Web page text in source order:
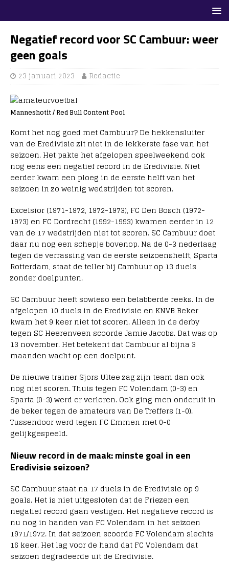
Negatief record voor SC Cambuur: weer
geen goals
23 januari 2023 Redactie
Manneshotit / Red Bull Content Pool
Komt het nog goed met Cambuur? De hekkensluiter
van de Eredivisie zit niet in de lekkerste fase van het
seizoen. Het pakte het afgelopen speelweekend ook
nog eens een negatief record in de Eredivisie. Niet
eerder kwam een ploeg in de eerste helft van het
seizoen in zo weinig wedstrijden tot scoren.
Excelsior (1971-1972, 1972-1973), FC Den Bosch (1972-
1973) en FC Dordrecht (1992-1993) kwamen eerder in 12
van de 17 wedstrijden niet tot scoren. SC Cambuur doet
daar nu nog een schepje bovenop. Na de 0-3 nederlaag
tegen de verrassing van de eerste seizoenshelft, Sparta
Rotterdam, staat de teller bij Cambuur op 13 duels
zonder doelpunten.
SC Cambuur heeft sowieso een belabberde reeks. In de
afgelopen 10 duels in de Eredivisie en KNVB Beker
kwam het 9 keer niet tot scoren. Alleen in de derby
tegen SC Heerenveen scoorde Jamie Jacobs. Dat was op
13 november. Het betekent dat Cambuur al bijna 3
maanden wacht op een doelpunt.
De nieuwe trainer Sjors Ultee zag zijn team dan ook
nog niet scoren. Thuis tegen FC Volendam (0-3) en
Sparta (0-3) werd er verloren. Ook ging men onderuit in
de beker tegen de amateurs van De Treffers (1-0).
Tussendoor werd tegen FC Emmen met 0-0
gelijkgespeeld.
Nieuw record in de maak: minste goal in een
Eredivisie seizoen?
SC Cambuur staat na 17 duels in de Eredivisie op 9
goals. Het is niet uitgesloten dat de Friezen een
negatief record gaan vestigen. Het negatieve record is
nu nog in handen van FC Volendam in het seizoen
1971/1972. In dat seizoen scoorde FC Volendam slechts
16 keer. Het lag voor de hand dat FC Volendam dat
seizoen degradeerde uit de Eredivisie.